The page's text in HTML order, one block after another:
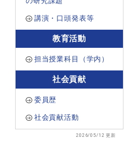
講演・口頭発表等
教育活動
担当授業科目（学内）
社会貢献
委員歴
社会貢献活動
2026/05/12 更新